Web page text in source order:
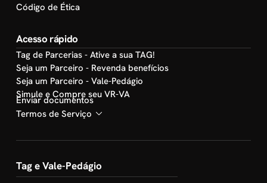
Código de Ética
Acesso rápido
Tag de Parcerias - Ative a sua TAG!
Seja um Parceiro - Revenda benefícios
Seja um Parceiro - Vale-Pedágio
Simule e Compre seu VR-VA
Enviar documentos
Termos de Serviço
Tag e Vale-Pedágio